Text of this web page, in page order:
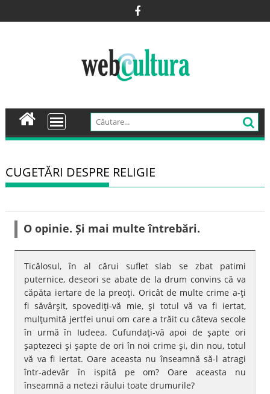
to
CUGETĂRI DESPRE RELIGIE
O opinie. Și mai multe întrebări.
Ticălosul, în al cărui suflet slab se zbat patimi
puternice, deseori se abate de la drum convins că va
căpăta iertare de la preoţi. Oricât de multe crime a-ţi
fi săvârşit, spovediţi-vă mie, şi totul vă va fi iertat,
mulţumită jertfei unui om care a trăit cu câteva secole
în urmă în Iudeea. Cufundaţi-vă apoi de şapte ori
şaptezeci şi şapte de ori în noi crime şi, din nou, totul
vă va fi iertat. Oare aceasta nu înseamnă să-l atragi
într-adevăr în ispită pe om? Oare aceasta nu
înseamnă a netezi răului toate drumurile?